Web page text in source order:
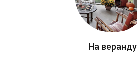
На веранду